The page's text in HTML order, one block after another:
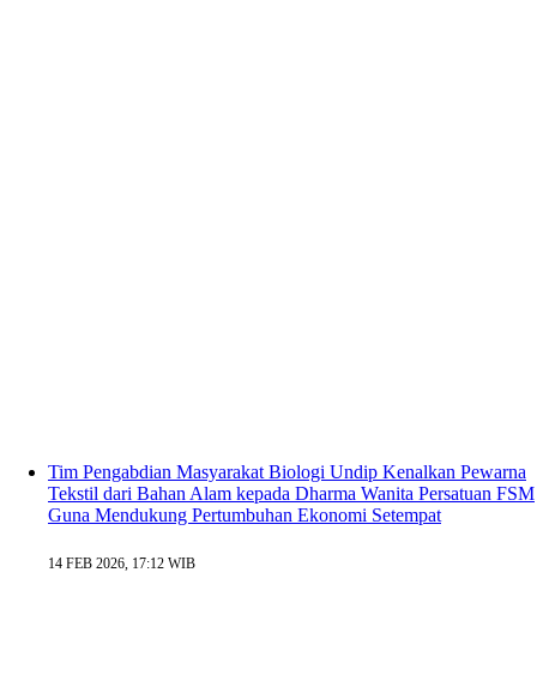
Tim Pengabdian Masyarakat Biologi Undip Kenalkan Pewarna
Tekstil dari Bahan Alam kepada Dharma Wanita Persatuan FSM
Guna Mendukung Pertumbuhan Ekonomi Setempat
14 FEB 2026, 17:12 WIB